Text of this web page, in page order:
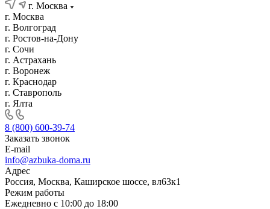
г. Москва
г. Москва
г. Волгоград
г. Ростов-на-Дону
г. Сочи
г. Астрахань
г. Воронеж
г. Краснодар
г. Ставрополь
г. Ялта
8 (800) 600-39-74
Заказать звонок
E-mail
info@azbuka-doma.ru
Адрес
Россия, Москва, Каширское шоссе, вл63к1
Режим работы
Ежедневно с 10:00 до 18:00